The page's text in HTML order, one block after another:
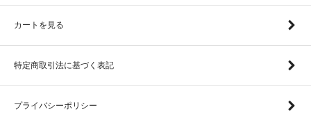
カートを見る
特定商取引法に基づく表記
プライバシーポリシー